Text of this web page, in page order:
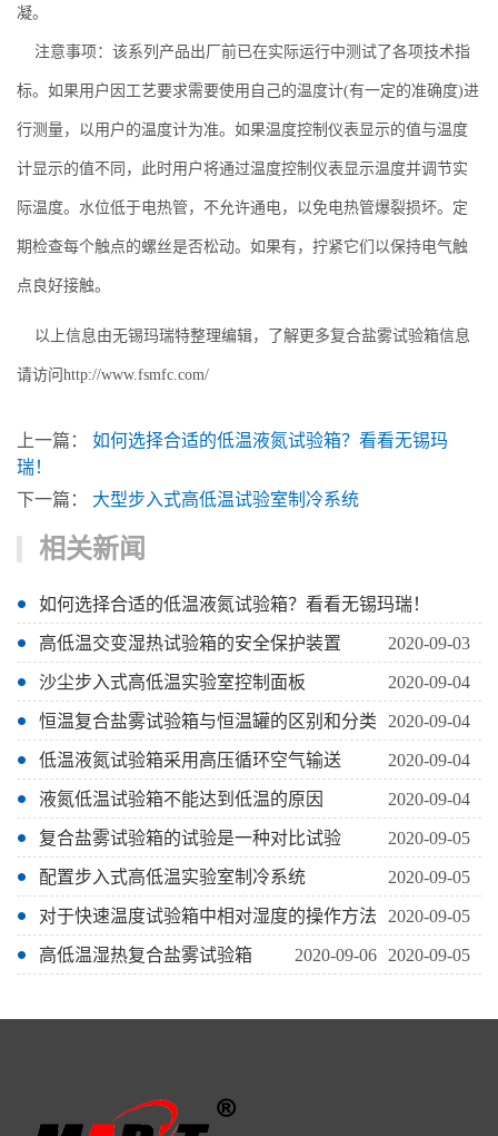
凝。
注意事项：该系列产品出厂前已在实际运行中测试了各项技术指
标。如果用户因工艺要求需要使用自己的温度计(有一定的准确度)进
行测量，以用户的温度计为准。如果温度控制仪表显示的值与温度
计显示的值不同，此时用户将通过温度控制仪表显示温度并调节实
际温度。水位低于电热管，不允许通电，以免电热管爆裂损坏。定
期检查每个触点的螺丝是否松动。如果有，拧紧它们以保持电气触
点良好接触。
以上信息由无锡玛瑞特整理编辑，了解更多复合盐雾试验箱信息
请访问http://www.fsmfc.com/
上一篇： 如何选择合适的低温液氮试验箱？看看无锡玛
瑞！
下一篇： 大型步入式高低温试验室制冷系统
相关新闻
如何选择合适的低温液氮试验箱？看看无锡玛瑞！
2020-09-03
高低温交变湿热试验箱的安全保护装置
2020-09-04
沙尘步入式高低温实验室控制面板
2020-09-04
恒温复合盐雾试验箱与恒温罐的区别和分类
2020-09-04
低温液氮试验箱采用高压循环空气输送
2020-09-04
液氮低温试验箱不能达到低温的原因
2020-09-05
复合盐雾试验箱的试验是一种对比试验
2020-09-05
配置步入式高低温实验室制冷系统
2020-09-05
对于快速温度试验箱中相对湿度的操作方法
2020-09-05
高低温湿热复合盐雾试验箱 2020-09-06